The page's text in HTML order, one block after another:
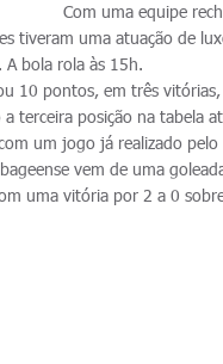
Com uma equipe
tiveram uma atuação de
A bola rola às 15h.
10 pontos, em três
terceira posição na tabela
um jogo já realizado
vem de uma
uma vitória por 2 a 0